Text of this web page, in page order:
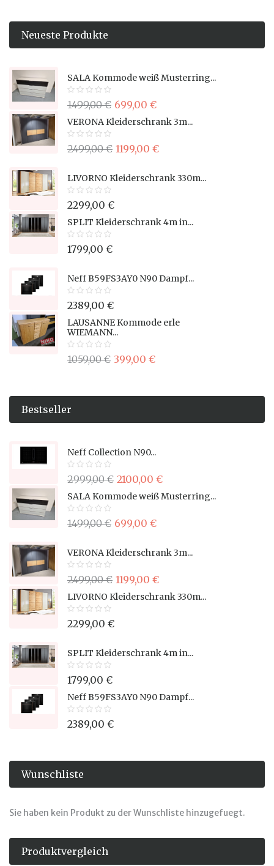
Neueste Produkte
SALA Kommode weiß Musterring...
1499,00 € 699,00 €
VERONA Kleiderschrank 3m...
2499,00 € 1199,00 €
LIVORNO Kleiderschrank 330m...
2299,00 €
SPLIT Kleiderschrank 4m in...
1799,00 €
Neff B59FS3AY0 N90 Dampf...
2389,00 €
LAUSANNE Kommode erle
WIEMANN...
1059,00 € 399,00 €
Bestseller
Neff Collection N90...
2999,00 € 2100,00 €
SALA Kommode weiß Musterring...
1499,00 € 699,00 €
VERONA Kleiderschrank 3m...
2499,00 € 1199,00 €
LIVORNO Kleiderschrank 330m...
2299,00 €
SPLIT Kleiderschrank 4m in...
1799,00 €
Neff B59FS3AY0 N90 Dampf...
2389,00 €
Wunschliste
Sie haben kein Produkt zu der Wunschliste hinzugefuegt.
Produktvergleich